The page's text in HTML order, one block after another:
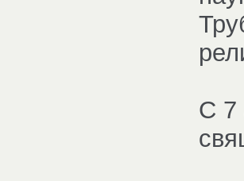
С 7